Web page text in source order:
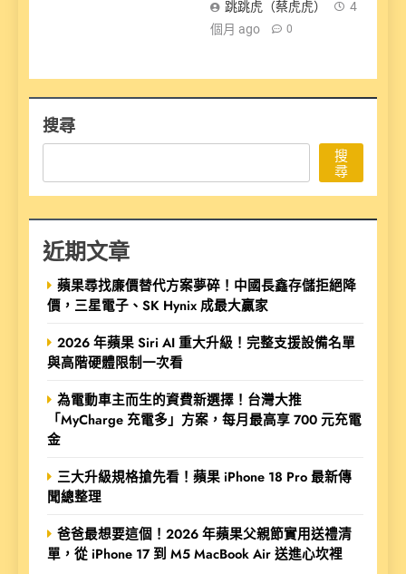
跳跳虎（蔡虎虎）
4
個月 ago
0
搜尋
搜
尋
近期文章
蘋果尋找廉價替代方案夢碎！中國長鑫存儲拒絕降
價，三星電子、SK Hynix 成最大贏家
2026 年蘋果 Siri AI 重大升級！完整支援設備名單
與高階硬體限制一次看
為電動車主而生的資費新選擇！台灣大推
「MyCharge 充電多」方案，每月最高享 700 元充電
金
三大升級規格搶先看！蘋果 iPhone 18 Pro 最新傳
聞總整理
爸爸最想要這個！2026 年蘋果父親節實用送禮清
單，從 iPhone 17 到 M5 MacBook Air 送進心坎裡